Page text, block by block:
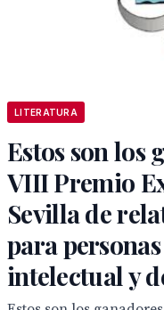
LITERATURA
Estos son los
VIII Premio
Sevilla de
para
intelectual y